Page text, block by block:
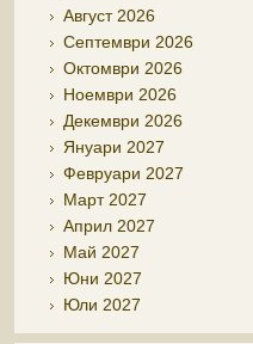
Август 2026
Септември 2026
Октомври 2026
Ноември 2026
Декември 2026
Януари 2027
Февруари 2027
Март 2027
Април 2027
Май 2027
Юни 2027
Юли 2027